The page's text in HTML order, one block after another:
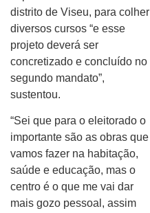
distrito de Viseu, para colher
diversos cursos “e esse
projeto deverá ser
concretizado e concluído no
segundo mandato”,
sustentou.
“Sei que para o eleitorado o
importante são as obras que
vamos fazer na habitação,
saúde e educação, mas o
centro é o que me vai dar
mais gozo pessoal, assim